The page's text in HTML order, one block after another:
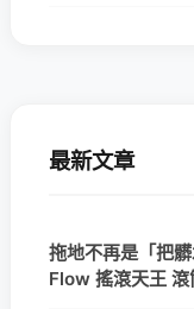
最新文章
拖地不再是「把
Flow 搖滾天王 滾